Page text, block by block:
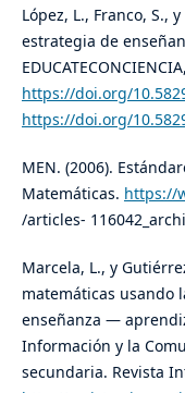
López, L., Franco, S.,
estrategia de
https://doi.org/
https://doi.org/
MEN. (2006).
Matemáticas. https://
/articles-
Marcela, L., y
matemáticas usando
enseñanza —
Información y la
secundaria. Revista